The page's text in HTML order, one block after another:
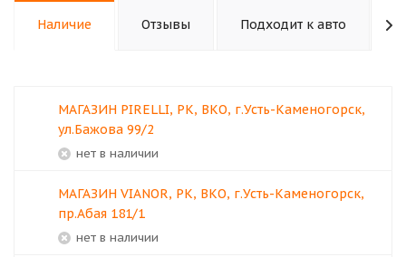
Наличие Отзывы Подходит к авто
МАГАЗИН PIRELLI, РК, ВКО, г.Усть-Каменогорск,
ул.Бажова 99/2
Нет в наличии
МАГАЗИН VIANOR, РК, ВКО, г.Усть-Каменогорск,
пр.Абая 181/1
Нет в наличии